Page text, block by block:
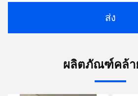
ส่ง
ผลิตภัณฑ์คล้า